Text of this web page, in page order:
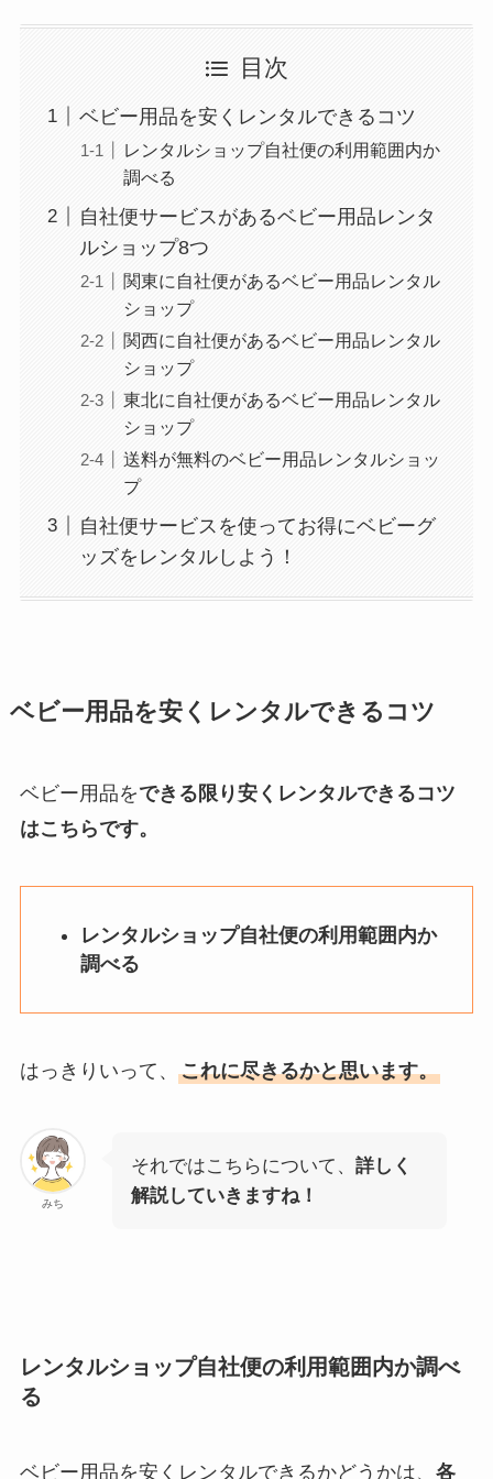
目次
ベビー用品を安くレンタルできるコツ
レンタルショップ自社便の利用範囲内か
調べる
自社便サービスがあるベビー用品レンタ
ルショップ8つ
関東に自社便があるベビー用品レンタル
ショップ
関西に自社便があるベビー用品レンタル
ショップ
東北に自社便があるベビー用品レンタル
ショップ
送料が無料のベビー用品レンタルショッ
プ
自社便サービスを使ってお得にベビーグ
ッズをレンタルしよう！
ベビー用品を安くレンタルできるコツ
ベビー用品をできる限り安くレンタルできるコツ
はこちらです。
レンタルショップ自社便の利用範囲内か
調べる
はっきりいって、 これに尽きるかと思います。
みち
それではこちらについて、 詳しく
解説していきますね！
レンタルショップ自社便の利用範囲内か調べ
る
ベビー用品を安くレンタルできるかどうかは、 各